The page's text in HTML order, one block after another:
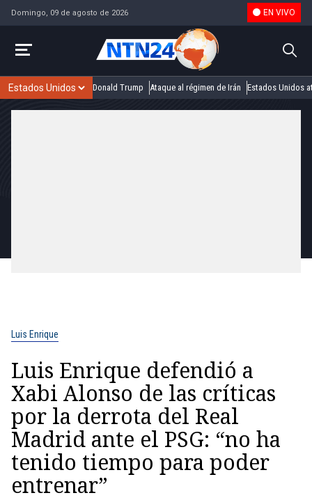
Domingo, 09 de agosto de 2026 EN VIVO
Donald Trump Ataque al régimen de Irán Estados Unidos
Luis Enrique
Luis Enrique defendió a
Xabi Alonso de las críticas
por la derrota del Real
Madrid ante el PSG: “no ha
tenido tiempo para poder
entrenar”